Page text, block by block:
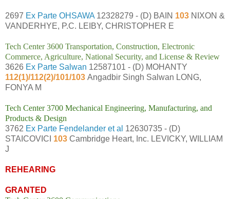
2697 Ex Parte OHSAWA 12328279 - (D) BAIN 103 NIXON &
VANDERHYE, P.C. LEIBY, CHRISTOPHER E
Tech Center 3600 Transportation, Construction, Electronic
Commerce, Agriculture, National Security, and License & Review
3626 Ex Parte Salwan 12587101 - (D) MOHANTY
112(1)/112(2)/101/103 Angadbir Singh Salwan LONG,
FONYA M
Tech Center 3700 Mechanical Engineering, Manufacturing, and
Products & Design
3762 Ex Parte Fendelander et al 12630735 - (D)
STAICOVICI 103 Cambridge Heart, Inc. LEVICKY, WILLIAM
J
REHEARING
GRANTED